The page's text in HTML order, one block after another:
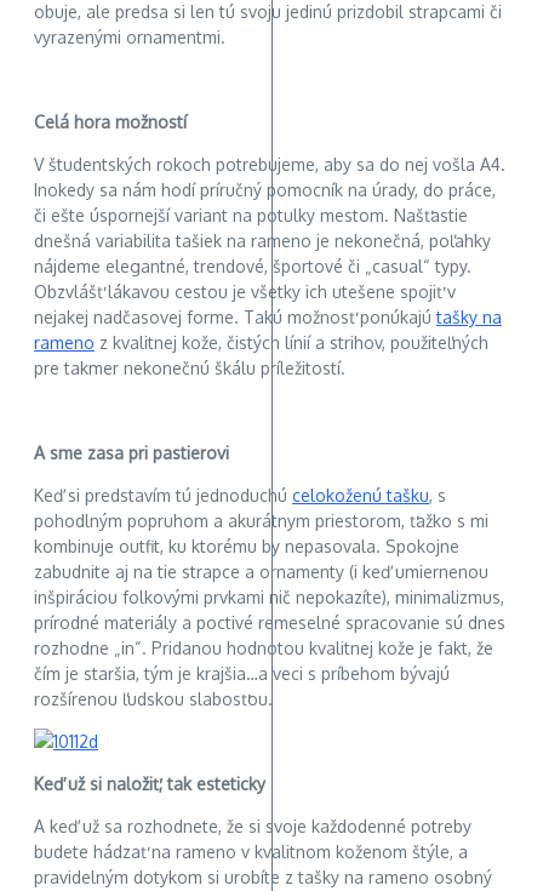
obuje, ale predsa si len tú svoju jedinú prizdobil strapcami či
vyrazenými ornamentmi.
Celá hora možností
V študentských rokoch potrebujeme, aby sa do nej vošla A4.
Inokedy sa nám hodí príručný pomocník na úrady, do práce,
či ešte úspornejší variant na potulky mestom. Našťastie
dnešná variabilita tašiek na rameno je nekonečná, poľahky
nájdeme elegantné, trendové, športové či „casual“ typy.
Obzvlášť lákavou cestou je všetky ich utešene spojiť v
nejakej nadčasovej forme. Takú možnosť ponúkajútašky na
rameno z kvalitnej kože, čistých línií a strihov, použiteľných
pre takmer nekonečnú škálu príležitostí.
A sme zasa pri pastierovi
Keď si predstavím tú jednoduchú celokoženú tašku, s
pohodlným popruhom a akurátnym priestorom, ťažko s mi
kombinuje outfit, ku ktorému by nepasovala. Spokojne
zabudnite aj na tie strapce a ornamenty (i keď umiernenou
inšpiráciou folkovými prvkami nič nepokazíte), minimalizmus,
prírodné materiály a poctivé remeselné spracovanie sú dnes
rozhodne „in“. Pridanou hodnotou kvalitnej kože je fakt, že
čím je staršia, tým je krajšia…a veci s príbehom bývajú
rozšírenou ľudskou slabosťou.
Keď už si naložiť, tak esteticky
A keď už sa rozhodnete, že si svoje každodenné potreby
budete hádzať na rameno v kvalitnom koženom štýle, a
pravidelným dotykom si urobíte z tašky na rameno osobný